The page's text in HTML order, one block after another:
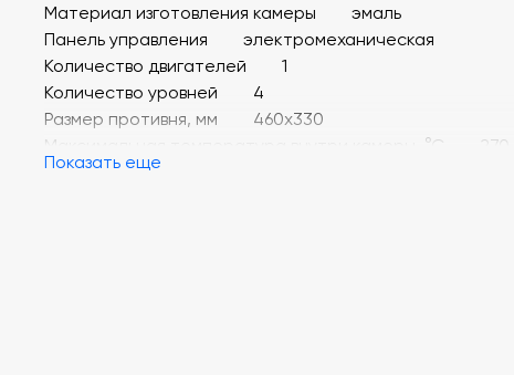
Материал изготовления камеры эмаль
Панель управления электромеханическая
Количество двигателей 1
Количество уровней 4
Размер противня, мм 460х330
Максимальная температура внутри камеры, °С 270
Пароувлажнение +
Показать еще